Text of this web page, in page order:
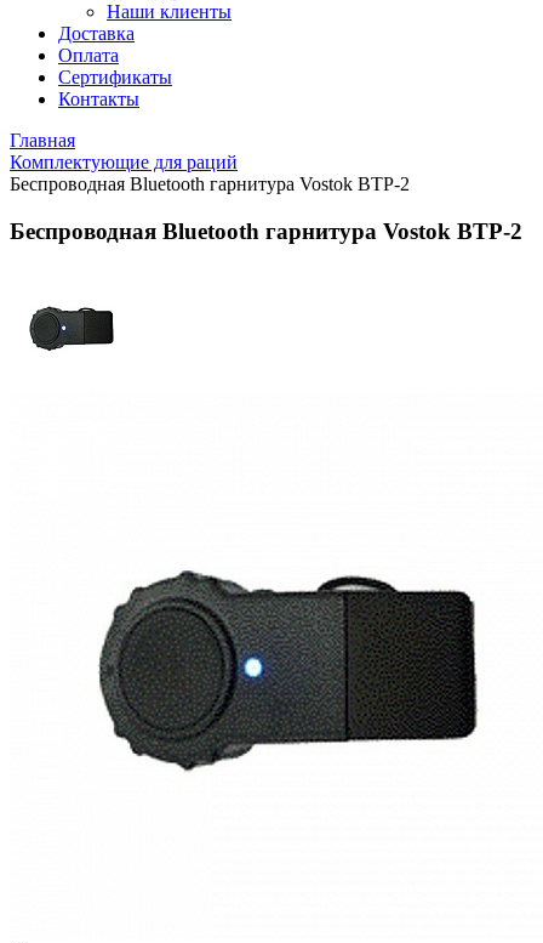
Наши клиенты
Доставка
Оплата
Сертификаты
Контакты
Главная
Комплектующие для раций
Беспроводная Bluetooth гарнитура Vostok BTP-2
Беспроводная Bluetooth гарнитура Vostok BTP-2